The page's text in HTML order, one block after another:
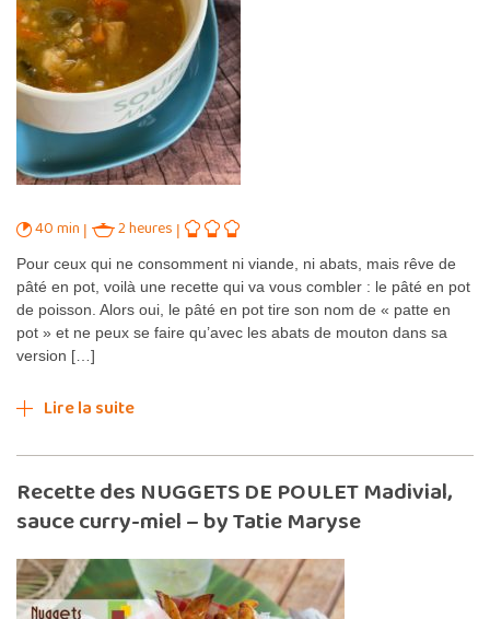
40 min 2 heures
Pour ceux qui ne consomment ni viande, ni abats, mais rêve de
pâté en pot, voilà une recette qui va vous combler : le pâté en pot
de poisson. Alors oui, le pâté en pot tire son nom de « patte en
pot » et ne peux se faire qu’avec les abats de mouton dans sa
version […]
Lire la suite
Recette des NUGGETS DE POULET Madivial,
sauce curry-miel – by Tatie Maryse